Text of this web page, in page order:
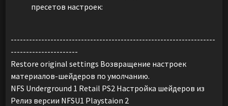
пресетов настроек:
-------------------------------------------------------------------
----------------------
Restore original settings Возвращение настроек
материалов-шейдеров по умолчанию.
NFS Underground 1 Retail PS2 Настройка шейдеров из
Релиз версии NFSU1 Playstaion 2